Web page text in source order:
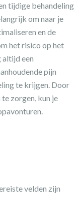
tijdige behandeling
om naar je
en de
het risico op het
altijd een
pijn
te krijgen. Door
zorgen, kun je
velden zijn